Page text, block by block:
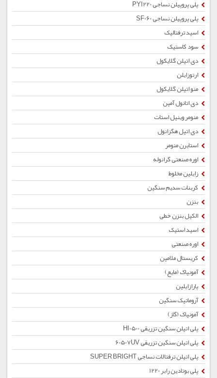
پلی پروپیلن نساجی PYI220
پلی پروپیلن نساجی SF060
اسید ترفتالیک
سود کاستیک
دی اتیلن گلایکول
ارتوزایلن
منو اتیلن گلایکول
دی اتانول آمین
منومر وینیل استات
دی اتیل هگزانول
استایرن منومر
اوره صنعتی گرانوله
زایلین مخلوط
کربنات سدیم سنگین
بنزن
الکیل بنزن خطی
اسید استیک
اوره صنعتی
کریستال ملامین
آمونیاک (مایع)
پارازایلین
آروماتیک سنگین
آمونیاک (گاز)
پلی اتیلن سنگین تزریقی HI0500
پلی اتیلن سنگین تزریقی 60507UV
پلی اتیلن ترفتالات نساجی SUPER BRIGHT
پلی بوتادین رابر 1220